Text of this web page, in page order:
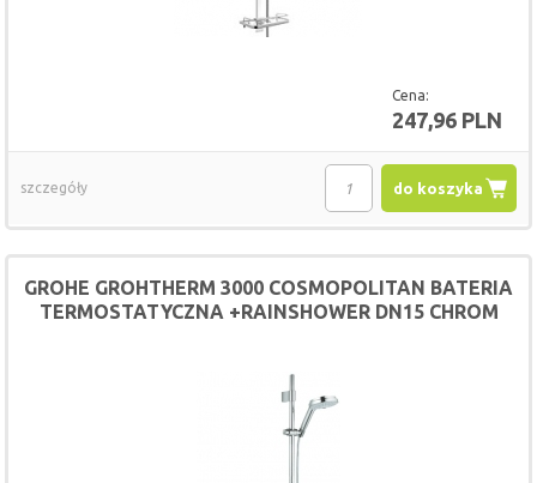
Cena:
247,96 PLN
do koszyka
szczegóły
GROHE GROHTHERM 3000 COSMOPOLITAN BATERIA
TERMOSTATYCZNA +RAINSHOWER DN15 CHROM